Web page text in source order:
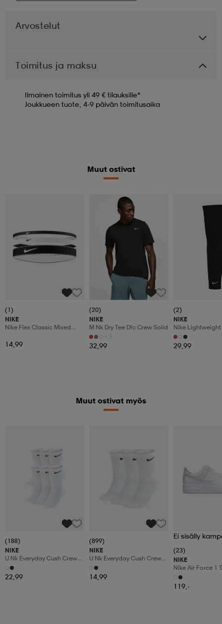
Arvostelut
Toimitus ja maksu
Ilmainen toimitus yli 49 € tilauksille*
Joukkueen tuote, 4-9 päivän toimitusaika
Muut ostivat
(1)
NIKE
Nike Flex Classic Mixed
14,99
(20)
NIKE
M Nk Dry Tee Dfc Crew Solid
+3
32,99
(2)
NIKE
Nike Lightweight
2.0
29,99
Muut ostivat myös
(188)
NIKE
U Nk Everyday Cush Crew
6pr-Bd
22,99
(899)
NIKE
U Nk Everyday Cush Crew
3pr
14,99
Ei sisälly
(23)
NIKE
Nike Air Force 1
Shoes
119,-